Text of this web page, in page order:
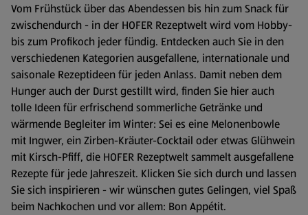
Vom Frühstück über das Abendessen bis hin zum Snack für
zwischendurch - in der HOFER Rezeptwelt wird vom Hobby-
bis zum Profikoch jeder fündig. Entdecken auch Sie in den
verschiedenen Kategorien ausgefallene, internationale und
saisonale Rezeptideen für jeden Anlass. Damit neben dem
Hunger auch der Durst gestillt wird, finden Sie hier auch
tolle Ideen für erfrischend sommerliche Getränke und
wärmende Begleiter im Winter: Sei es eine Melonenbowle
mit Ingwer, ein Zirben-Kräuter-Cocktail oder etwas Glühwein
mit Kirsch-Pfiff, die HOFER Rezeptwelt sammelt ausgefallene
Rezepte für jede Jahreszeit. Klicken Sie sich durch und lassen
Sie sich inspirieren - wir wünschen gutes Gelingen, viel Spaß
beim Nachkochen und vor allem: Bon Appétit.